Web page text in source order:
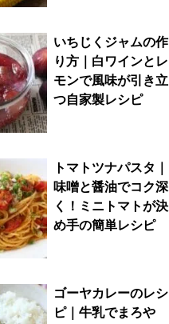
いちじくジャムの作
り方｜白ワインとレ
モンで風味が引き立
つ自家製レシピ
トマトツナパスタ｜
味噌と醤油でコク深
く！ミニトマトが決
め手の簡単レシピ
ゴーヤカレーのレシ
ピ｜牛乳でまろや